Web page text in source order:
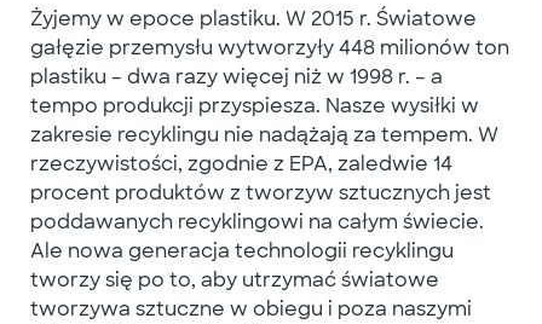
Żyjemy w epoce plastiku. W 2015 r. Światowe
gałęzie przemysłu wytworzyły 448 milionów ton
plastiku – dwa razy więcej niż w 1998 r. – a
tempo produkcji przyspiesza. Nasze wysiłki w
zakresie recyklingu nie nadążają za tempem. W
rzeczywistości, zgodnie z EPA, zaledwie 14
procent produktów z tworzyw sztucznych jest
poddawanych recyklingowi na całym świecie.
Ale nowa generacja technologii recyklingu
tworzy się po to, aby utrzymać światowe
tworzywa sztuczne w obiegu i poza naszymi